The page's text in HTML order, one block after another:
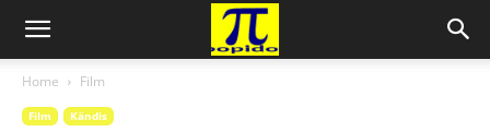
Home Film
Film Kändis